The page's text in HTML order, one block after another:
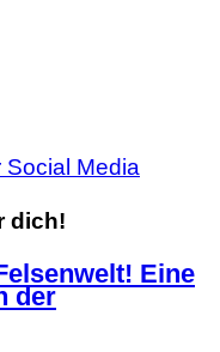
Social Media
dich!
Eine
der